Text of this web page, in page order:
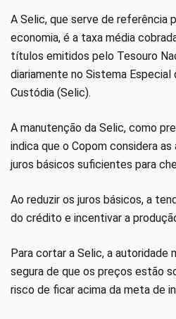
A Selic, que serve de referência
economia, é a taxa média
títulos emitidos pelo Tesouro
diariamente no Sistema Especial
Custódia (Selic).
A manutenção da Selic, como
indica que o Copom considera
juros básicos suficientes para
Ao reduzir os juros básicos, a
do crédito e incentivar a
Para cortar a Selic, a autoridade
segura de que os preços estão
risco de ficar acima da meta de